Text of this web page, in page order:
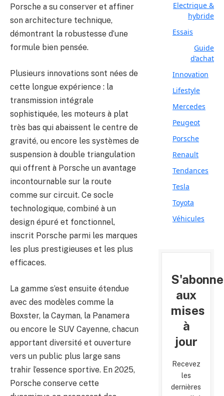
Porsche a su conserver et affiner
son architecture technique,
démontrant la robustesse d’une
formule bien pensée.
Plusieurs innovations sont nées de
cette longue expérience : la
transmission intégrale
sophistiquée, les moteurs à plat
très bas qui abaissent le centre de
gravité, ou encore les systèmes de
suspension à double triangulation
qui offrent à Porsche un avantage
incontournable sur la route
comme sur circuit. Ce socle
technologique, combiné à un
design épuré et fonctionnel,
inscrit Porsche parmi les marques
les plus prestigieuses et les plus
efficaces.
La gamme s’est ensuite étendue
avec des modèles comme la
Boxster, la Cayman, la Panamera
ou encore le SUV Cayenne, chacun
apportant diversité et ouverture
vers un public plus large sans
trahir l’essence sportive. En 2025,
Porsche conserve cette
Electrique &
hybride
Essais
Guide
d’achat
Innovation
Lifestyle
Mercedes
Peugeot
Porsche
Renault
Tendances
Tesla
Toyota
Véhicules
aux
mises
à
jour
Recevez
les
dernières